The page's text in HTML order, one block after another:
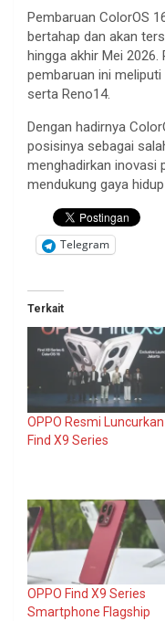
Pembaruan ColorOS
bertahap dan akan
hingga akhir Mei
pembaruan ini meliputi
serta Reno14.
Dengan hadirnya
posisinya sebagai
menghadirkan inovasi
mendukung gaya
Telegram
Terkait
OPPO Resmi Luncurkan
Find X9 Series
OPPO Find X9 Series
Smartphone Flagship